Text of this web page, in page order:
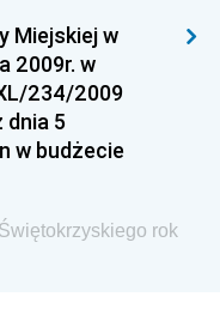
Rolnictwa i
Miejskiej w
2009r. w
234/2009
dnia 5
w budżecie
rok